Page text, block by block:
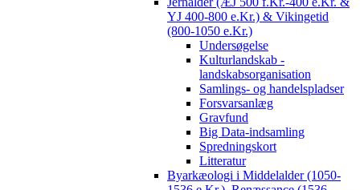
YJ 400-800 e.Kr.) & Vikingetid
(800-1050 e.Kr.)
Undersøgelse
Kulturlandskab -
landskabsorganisation
Samlings- og handelspladser
Forsvarsanlæg
Gravfund
Big Data-indsamling
Spredningskort
Litteratur
Byarkæologi i Middelalder (1050-